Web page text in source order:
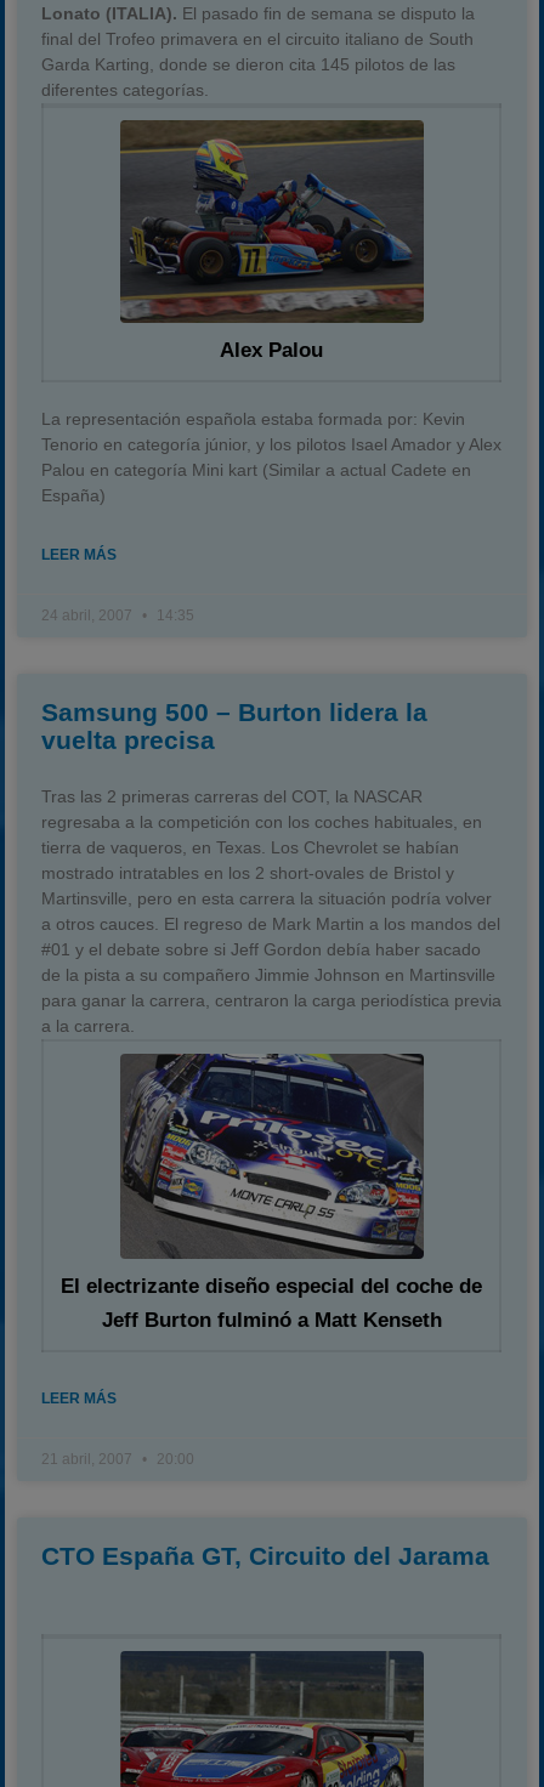
Lonato (ITALIA). El pasado fin de semana se disputo la
final del Trofeo primavera en el circuito italiano de South
Garda Karting, donde se dieron cita 145 pilotos de las
diferentes categorías.
Alex Palou
La representación española estaba formada por: Kevin
Tenorio en categoría júnior, y los pilotos Isael Amador y Alex
Palou en categoría Mini kart (Similar a actual Cadete en
España)
LEER MÁS
24 abril, 2007 14:35
Samsung 500 – Burton lidera la
vuelta precisa
Tras las 2 primeras carreras del COT, la NASCAR
regresaba a la competición con los coches habituales, en
tierra de vaqueros, en Texas. Los Chevrolet se habían
mostrado intratables en los 2 short-ovales de Bristol y
Martinsville, pero en esta carrera la situación podría volver
a otros cauces. El regreso de Mark Martin a los mandos del
#01 y el debate sobre si Jeff Gordon debía haber sacado
de la pista a su compañero Jimmie Johnson en Martinsville
para ganar la carrera, centraron la carga periodística previa
a la carrera.
El electrizante diseño especial del coche de
Jeff Burton fulminó a Matt Kenseth
LEER MÁS
21 abril, 2007 20:00
CTO España GT, Circuito del Jarama